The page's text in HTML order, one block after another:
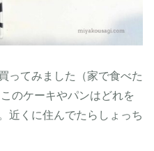
ってみました（家で食べた
のケーキやパンはどれを
近くに住んでたらしょっち